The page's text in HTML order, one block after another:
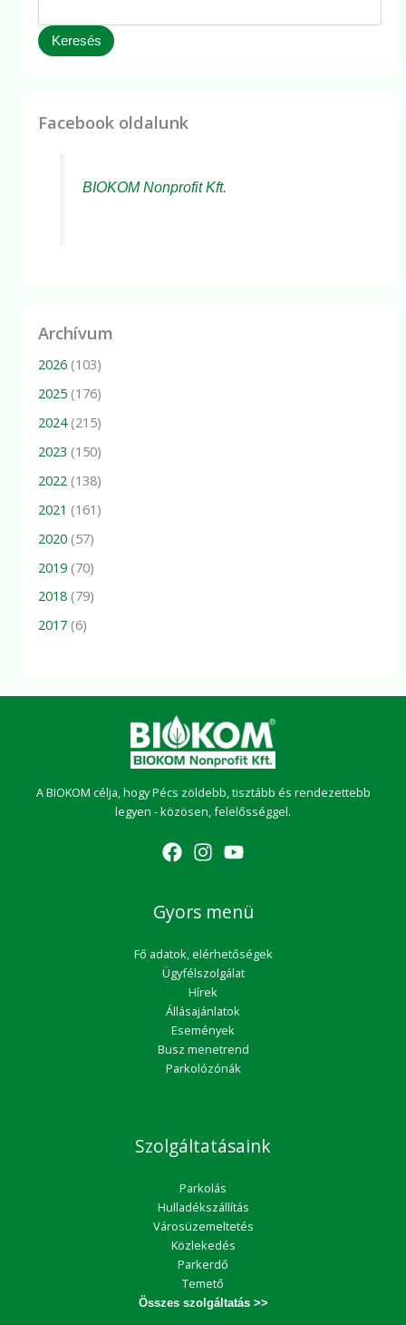
Keresés
Facebook oldalunk
BIOKOM Nonprofit Kft.
Archívum
2026 (103)
2025 (176)
2024(215)
2023 (150)
2022 (138)
2021 (161)
2020 (57)
2019 (70)
2018 (79)
2017 (6)
A BIOKOM célja, hogy Pécs zöldebb, tisztább és rendezettebb
legyen - közösen, felelősséggel.
Gyors menü
Fő adatok, elérhetőségek
Ügyfélszolgálat
Hírek
Állásajánlatok
Események
Busz menetrend
Parkolózónák
Szolgáltatásaink
Parkolás
Hulladékszállítás
Városüzemeltetés
Közlekedés
Parkerdő
Temető
Összes szolgáltatás >>